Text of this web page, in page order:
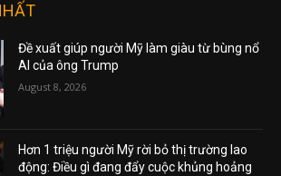
Đề xuất giúp người Mỹ làm giàu từ bùng nổ
AI của ông Trump
August 8, 2026
Hơn 1 triệu người Mỹ rời bỏ thị trường lao
động: Điều gì đang đẩy cuộc khủng hoảng